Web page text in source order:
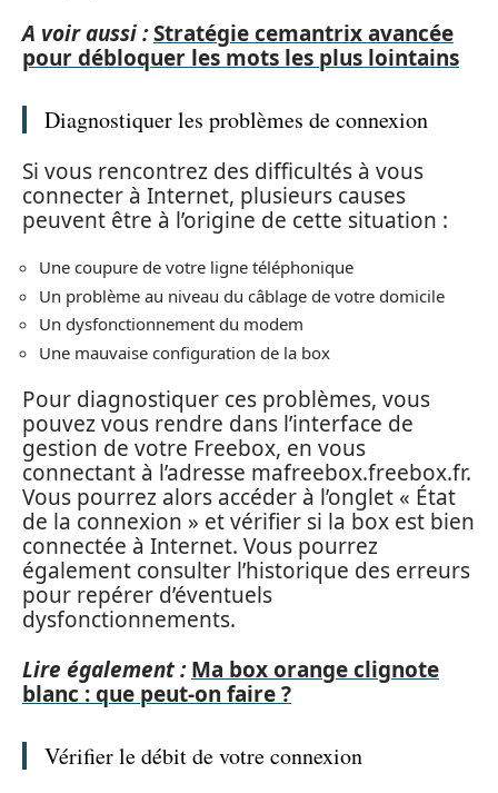
A voir aussi :Stratégie cemantrix avancée
pour débloquer les mots les plus lointains
Diagnostiquer les problèmes de connexion
Si vous rencontrez des difficultés à vous
connecter à Internet, plusieurs causes
peuvent être à l’origine de cette situation :
Une coupure de votre ligne téléphonique
Un problème au niveau du câblage de votre domicile
Un dysfonctionnement du modem
Une mauvaise configuration de la box
Pour diagnostiquer ces problèmes, vous
pouvez vous rendre dans l’interface de
gestion de votre Freebox, en vous
connectant à l’adresse mafreebox.freebox.fr.
Vous pourrez alors accéder à l’onglet « État
de la connexion » et vérifier si la box est bien
connectée à Internet. Vous pourrez
également consulter l’historique des erreurs
pour repérer d’éventuels
dysfonctionnements.
Lire également : Ma box orange clignote
blanc : que peut-on faire ?
Vérifier le débit de votre connexion